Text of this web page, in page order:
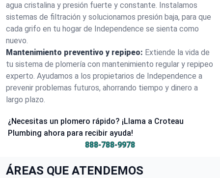
agua cristalina y presión fuerte y constante. Instalamos
sistemas de filtración y solucionamos presión baja, para que
cada grifo en tu hogar de Independence se sienta como
nuevo.
Mantenimiento preventivo y repipeo: Extiende la vida de
tu sistema de plomería con mantenimiento regular y repipeo
experto. Ayudamos a los propietarios de Independence a
prevenir problemas futuros, ahorrando tiempo y dinero a
largo plazo.
¿Necesitas un plomero rápido? ¡Llama a Croteau
Plumbing ahora para recibir ayuda!
888-788-9978
ÁREAS QUE ATENDEMOS